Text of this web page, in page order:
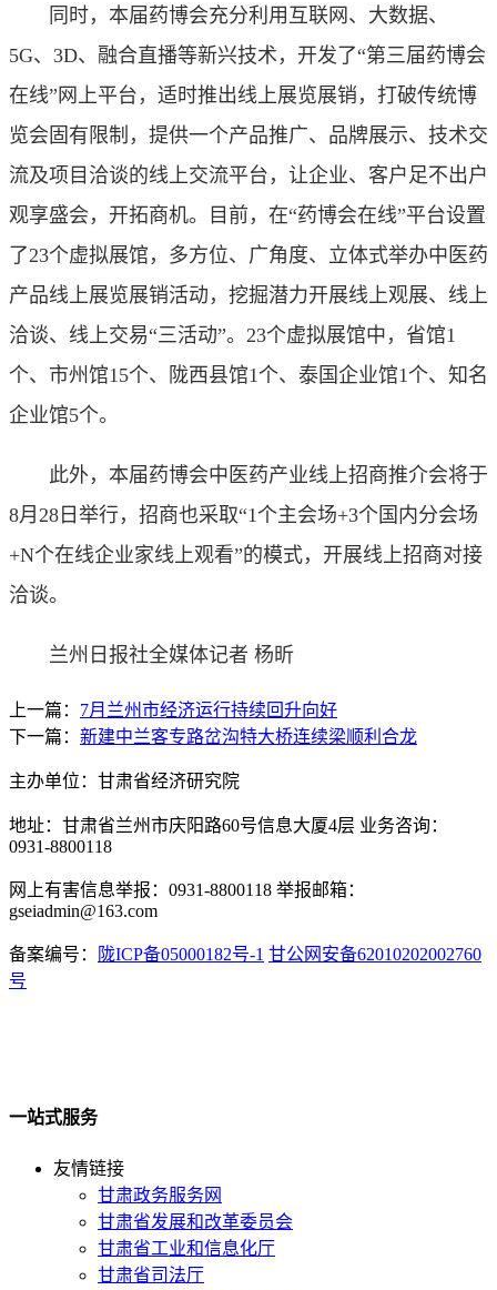
同时，本届药博会充分利用互联网、大数据、
5G、3D、融合直播等新兴技术，开发了“第三届药博会
在线”网上平台，适时推出线上展览展销，打破传统博
览会固有限制，提供一个产品推广、品牌展示、技术交
流及项目洽谈的线上交流平台，让企业、客户足不出户
观享盛会，开拓商机。目前，在“药博会在线”平台设置
了23个虚拟展馆，多方位、广角度、立体式举办中医药
产品线上展览展销活动，挖掘潜力开展线上观展、线上
洽谈、线上交易“三活动”。23个虚拟展馆中，省馆1
个、市州馆15个、陇西县馆1个、泰国企业馆1个、知名
企业馆5个。
此外，本届药博会中医药产业线上招商推介会将于
8月28日举行，招商也采取“1个主会场+3个国内分会场
+N个在线企业家线上观看”的模式，开展线上招商对接
洽谈。
兰州日报社全媒体记者 杨昕
上一篇： 7月兰州市经济运行持续回升向好
下一篇： 新建中兰客专路岔沟特大桥连续梁顺利合龙
主办单位：甘肃省经济研究院
地址：甘肃省兰州市庆阳路60号信息大厦4层 业务咨询：
0931-8800118
网上有害信息举报：0931-8800118 举报邮箱：
gseiadmin@163.com
备案编号： 陇ICP备05000182号-1 甘公网安备62010202002760
号
一站式服务
友情链接
甘肃政务服务网
甘肃省发展和改革委员会
甘肃省工业和信息化厅
甘肃省司法厅